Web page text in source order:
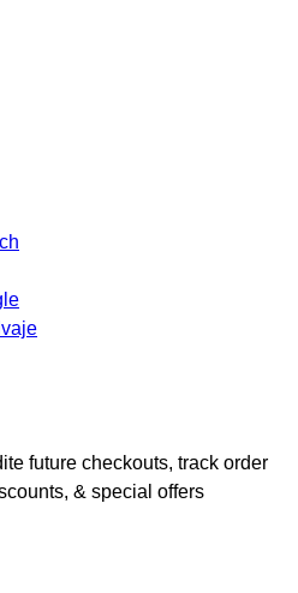
future checkouts, track order
& special offers